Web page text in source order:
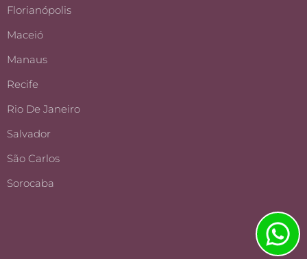
Florianópolis
Maceió
Manaus
Recife
Rio De Janeiro
Salvador
São Carlos
Sorocaba